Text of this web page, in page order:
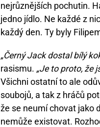
nejrůznějších pochutin.
jedno jídlo. Ne každé z
každý den. Ty byly
„Černý Jack dostal bílý
rasismu. „Je to proto, že
Všichni ostatní to ale
soubojů, a tak z hráčů
že se neumí chovat jako
nemůže existovat.